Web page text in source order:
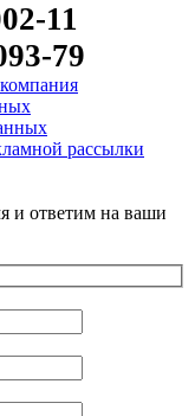
11
79
рассылки
и ответим на ваши